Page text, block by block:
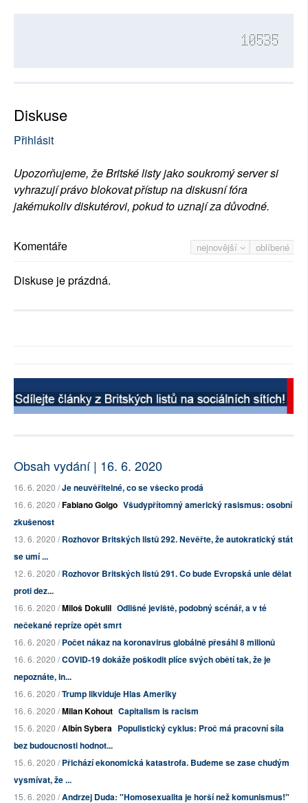
10535
Diskuse
Přihlásit
Upozorňujeme, že Britské listy jako soukromý server si
vyhrazují právo blokovat přístup na diskusní fóra
jakémukoliv diskutérovi, pokud to uznají za důvodné.
nejnovější oblíbené
Komentáře
Diskuse je prázdná.
Obsah vydání | 16. 6. 2020
16. 6. 2020 /Je neuvěřitelné, co se všecko prodá
16. 6. 2020 /Fabiano Golgo Všudypřítomný americký rasismus: osobní
zkušenost
13. 6. 2020 /Rozhovor Britských listů 292. Nevěřte, že autokratický stát
se umí ...
12. 6. 2020 /Rozhovor Britských listů 291. Co bude Evropská unie dělat
proti dez...
16. 6. 2020 /Miloš Dokulil Odlišné jeviště, podobný scénář, a v té
nečekané repríze opět smrt
16. 6. 2020 /Počet nákaz na koronavirus globálně přesáhl 8 milionů
16. 6. 2020 /COVID-19 dokáže poškodit plíce svých obětí tak, že je
nepoznáte, in...
16. 6. 2020 /Trump likviduje Hlas Ameriky
16. 6. 2020 /Milan Kohout Capitalism is racism
15. 6. 2020 /Albín Sybera Populistický cyklus: Proč má pracovní síla
bez budoucnosti hodnot...
15. 6. 2020 /Přichází ekonomická katastrofa. Budeme se zase chudým
vysmívat, že ...
15. 6. 2020 /Andrzej Duda: "Homosexualita je horší než komunismus!"